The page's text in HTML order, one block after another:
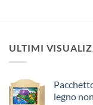
ULTIMI
legno